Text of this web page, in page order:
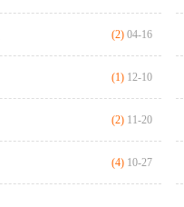
(2) 04-16
(1) 12-10
(2) 11-20
(4) 10-27